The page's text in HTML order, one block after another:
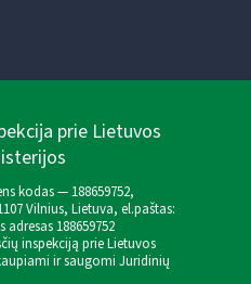
prie Lietuvos
kodas — 188659752,
Vilnius, Lietuva, el.paštas:
188659752
inspekciją prie Lietuvos
ir saugomi Juridinių